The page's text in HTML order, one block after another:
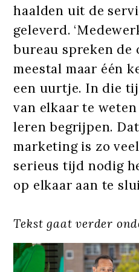
haalden uit de
geleverd.
bureau spreken de
meestal maar één
een uurtje. In die
van elkaar te
leren begrijpen.
marketing is zo
serieus tijd nodig
op elkaar aan te
Tekst gaat verder